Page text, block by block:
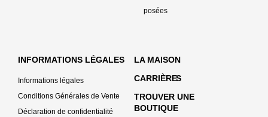
Magasins Mauboussin Cannes
Magasins Mauboussin Challans
Magasins Mauboussin Chalon-sur-Saône
posées
INFORMATIONS LÉGALES
Informations légales
Conditions Générales de Vente
Déclaration de confidentialité
LA MAISON
CARRIÈRES
TROUVER UNE
BOUTIQUE